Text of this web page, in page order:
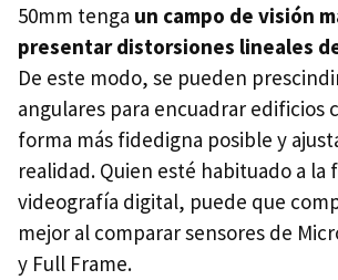
50mm tenga un campo de visión
presentar distorsiones lineales
De este modo, se pueden
angulares para encuadrar edificios
forma más fidedigna posible y
realidad. Quien esté habituado a la
videografía digital, puede que
mejor al comparar sensores de
y Full Frame.